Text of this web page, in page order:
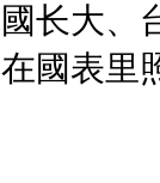
长大、
國表里